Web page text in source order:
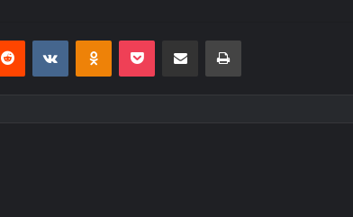
Reddit VKontakteOdnoklassniki
Pocket E-Posta ile paylaş Yazdır